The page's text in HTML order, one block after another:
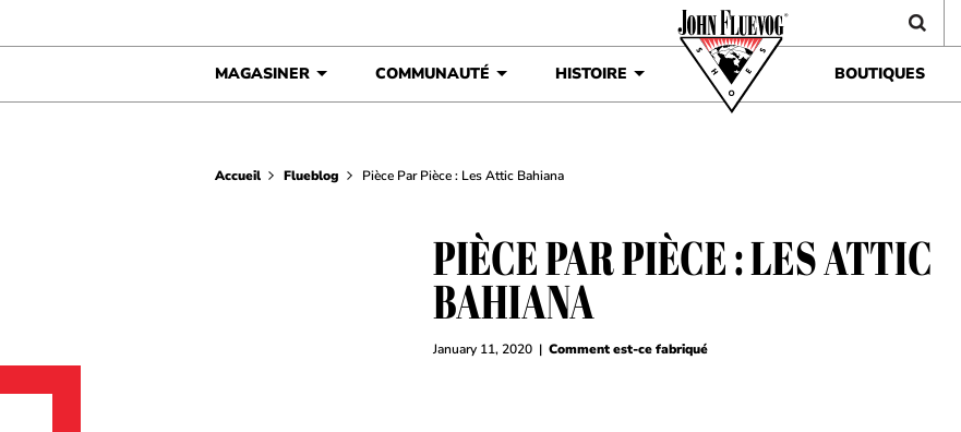
MAGASINER COMMUNAUTÉ HISTOIRE BOUTIQUES
Accueil Flueblog Pièce Par Pièce : Les Attic Bahiana
PIÈCE PAR PIÈCE : LES ATTIC
BAHIANA
January 11, 2020 | Comment est-ce fabriqué